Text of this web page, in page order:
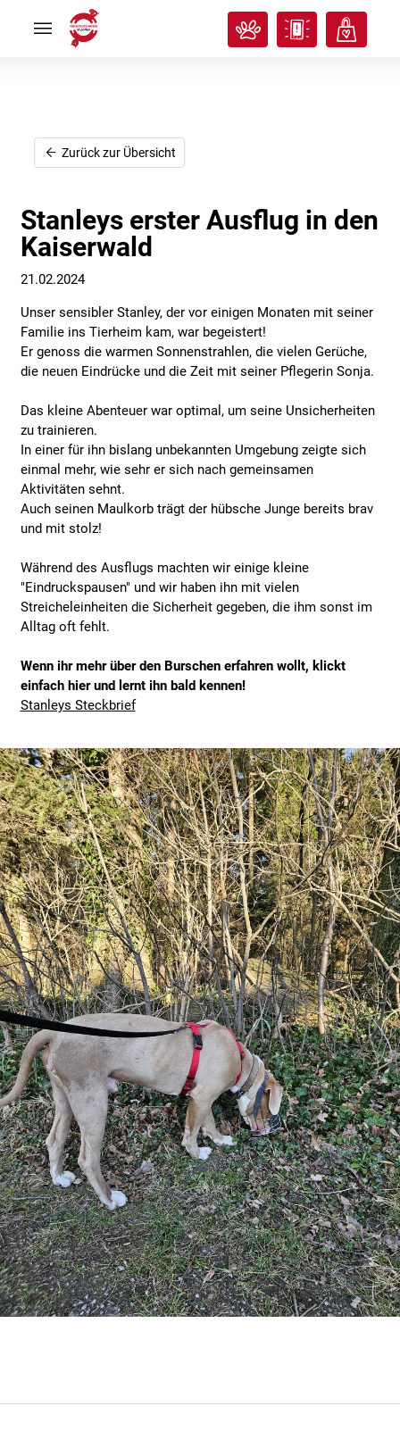
uns
Ich
will
uns
Ich
will
Zurück zur Übersicht
Stanleys erster Ausflug in den
Kaiserwald
21.02.2024
Unser sensibler Stanley, der vor einigen Monaten mit seiner
Familie ins Tierheim kam, war begeistert!
Er genoss die warmen Sonnenstrahlen, die vielen Gerüche,
die neuen Eindrücke und die Zeit mit seiner Pflegerin Sonja.
Das kleine Abenteuer war optimal, um seine Unsicherheiten
zu trainieren.
In einer für ihn bislang unbekannten Umgebung zeigte sich
einmal mehr, wie sehr er sich nach gemeinsamen
Aktivitäten sehnt.
Auch seinen Maulkorb trägt der hübsche Junge bereits brav
und mit stolz!
Während des Ausflugs machten wir einige kleine
"Eindruckspausen" und wir haben ihn mit vielen
Streicheleinheiten die Sicherheit gegeben, die ihm sonst im
Alltag oft fehlt.
Wenn ihr mehr über den Burschen erfahren wollt, klickt
einfach hier und lernt ihn bald kennen!
Stanleys Steckbrief